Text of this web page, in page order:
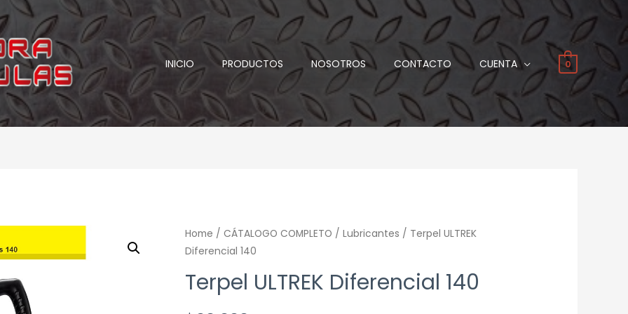
INICIO PRODUCTOS NOSOTROS CONTACTO CUENTA 0
Home / CÁTALOGO COMPLETO / Lubricantes / Terpel ULTREK
Diferencial 140
Terpel ULTREK Diferencial 140